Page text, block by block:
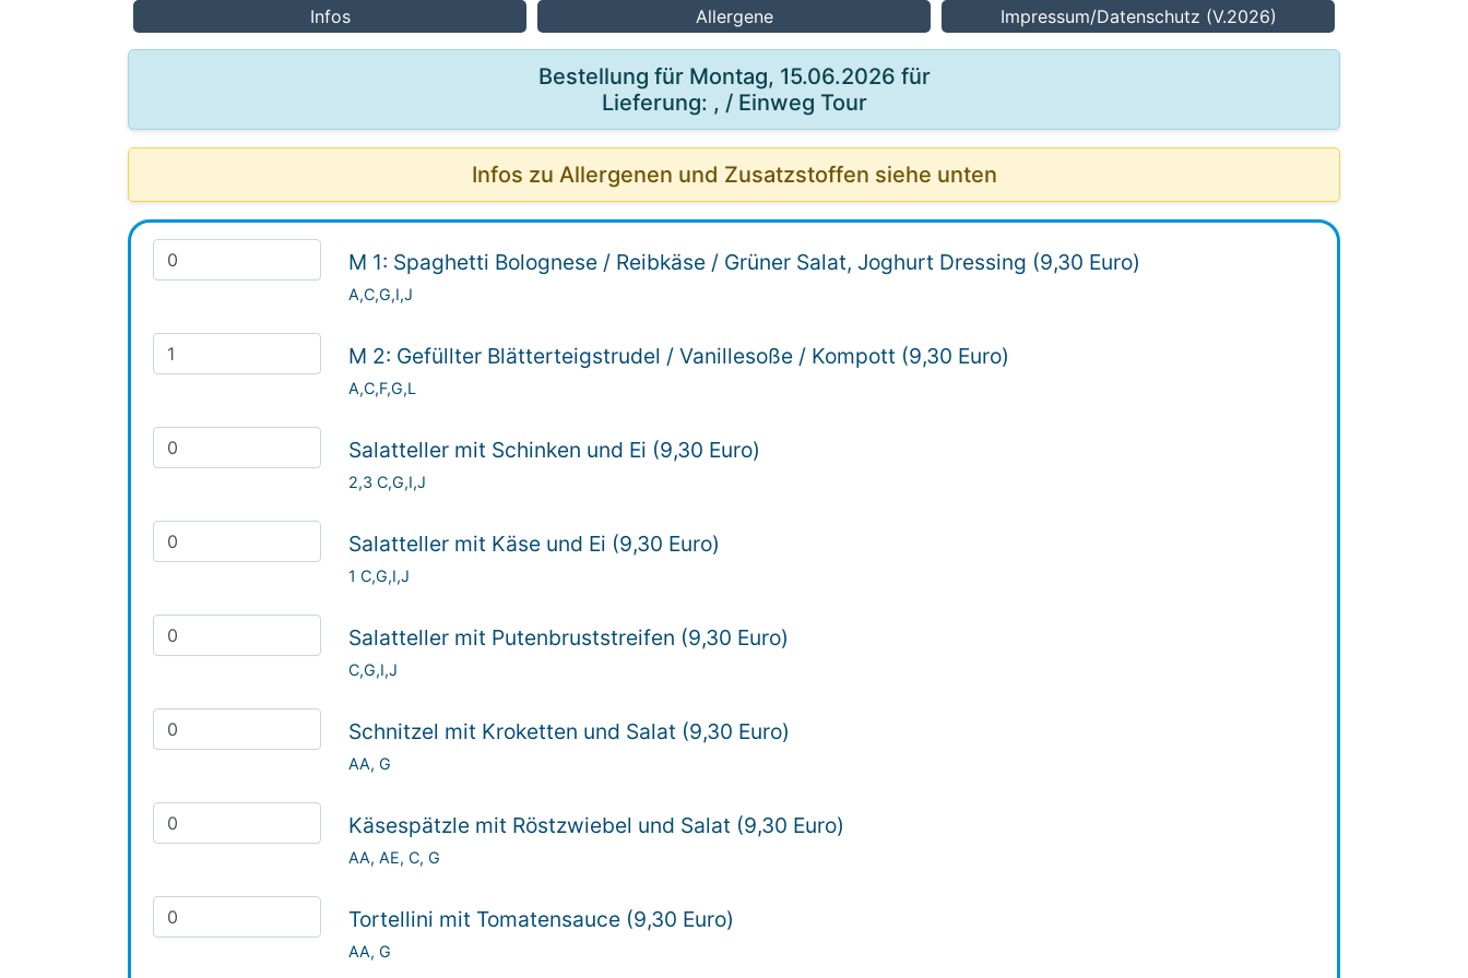
Infos Allergene Impressum/Datenschutz (V.2026)
Bestellung für Montag, 15.06.2026 für
Lieferung: , / Einweg Tour
Infos zu Allergenen und Zusatzstoffen siehe unten
M 1: Spaghetti Bolognese / Reibkäse / Grüner Salat, Joghurt Dressing (9,30 Euro)
A,C,G,I,J
M 2: Gefüllter Blätterteigstrudel / Vanillesoße / Kompott (9,30 Euro)
A,C,F,G,L
Salatteller mit Schinken und Ei (9,30 Euro)
2,3 C,G,I,J
Salatteller mit Käse und Ei (9,30 Euro)
1 C,G,I,J
Salatteller mit Putenbruststreifen (9,30 Euro)
C,G,I,J
Schnitzel mit Kroketten und Salat (9,30 Euro)
AA, G
Käsespätzle mit Röstzwiebel und Salat (9,30 Euro)
AA, AE, C, G
Tortellini mit Tomatensauce (9,30 Euro)
AA, G